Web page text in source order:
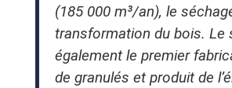
(185 000 m³/an), le
transformation du bois. Le
également le premier
de granulés et produit de